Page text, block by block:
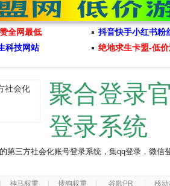
全网最低
抖音快手小红书粉
科技网站
绝地求生卡盟-低
聚合登录
登录系统
第三方社会化账号登录系统，集qq登录，微
神马权重 搜狗权重 谷歌PR 移